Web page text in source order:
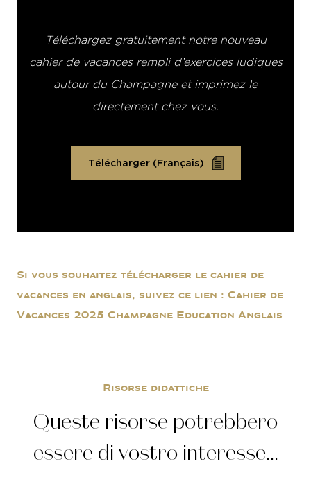
Téléchargez gratuitement notre nouveau
cahier de vacances rempli d’exercices ludiques
autour du Champagne et imprimez le
directement chez vous.
Télécharger (Français)
Si vous souhaitez télécharger le cahier de
vacances en anglais, suivez ce lien : Cahier de
Vacances 2025 Champagne Education Anglais
Risorse didattiche
Queste risorse potrebbero
essere di vostro interesse...